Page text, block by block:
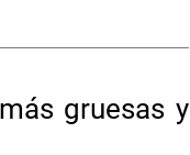
gruesas y